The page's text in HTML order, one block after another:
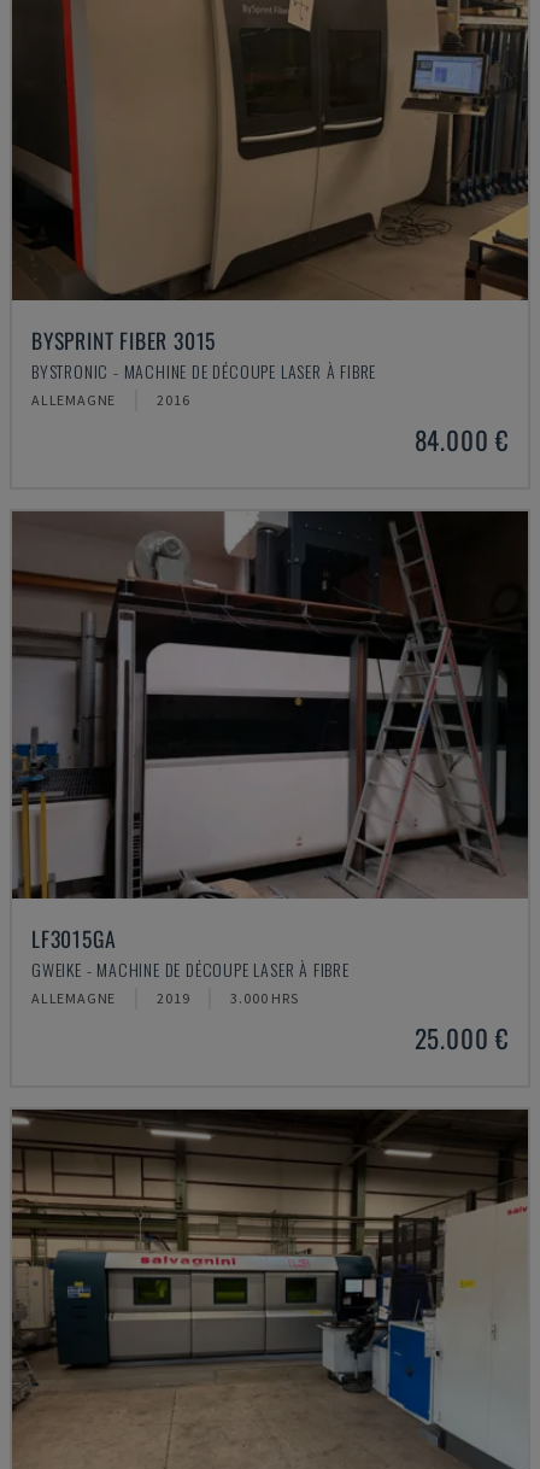
BYSPRINT FIBER 3015
BYSTRONIC - MACHINE DE DÉCOUPE LASER À FIBRE
ALLEMAGNE 2016
84.000 €
LF3015GA
GWEIKE - MACHINE DE DÉCOUPE LASER À FIBRE
ALLEMAGNE 2019 3.000 HRS
25.000 €